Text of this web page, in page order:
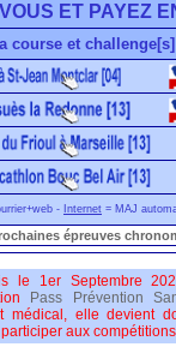
ET PAYEZ
course et challenge[s]
- Internet = MAJ
épreuves
le 1er Septembre
Pass Prévention
médical, elle devient
aux